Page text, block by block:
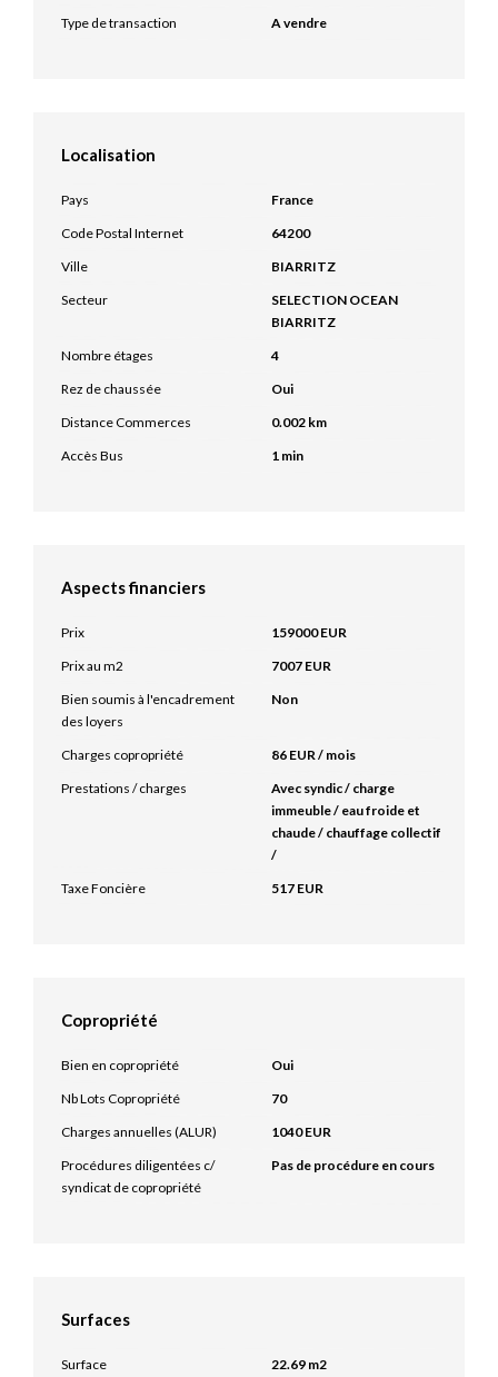
Type de transaction
A vendre
Localisation
Pays
France
Code Postal Internet
64200
Ville
BIARRITZ
Secteur
SELECTION OCEAN
BIARRITZ
Nombre étages
4
Rez de chaussée
Oui
Distance Commerces
0.002 km
Accès Bus
1 min
Aspects financiers
Prix
159000 EUR
Prix au m2
7007 EUR
Bien soumis à l'encadrement
des loyers
Non
Charges copropriété
86 EUR / mois
Prestations / charges
Avec syndic / charge
immeuble / eau froide et
chaude / chauffage collectif
/
Taxe Foncière
517 EUR
Copropriété
Bien en copropriété
Oui
Nb Lots Copropriété
70
Charges annuelles (ALUR)
1040 EUR
Procédures diligentées c/
syndicat de copropriété
Pas de procédure en cours
Surfaces
Surface 22.69 m2